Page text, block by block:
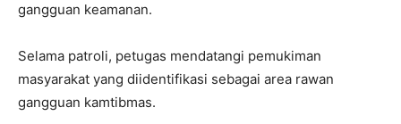
gangguan keamanan.
Selama patroli, petugas mendatangi pemukiman
masyarakat yang diidentifikasi sebagai area rawan
gangguan kamtibmas.